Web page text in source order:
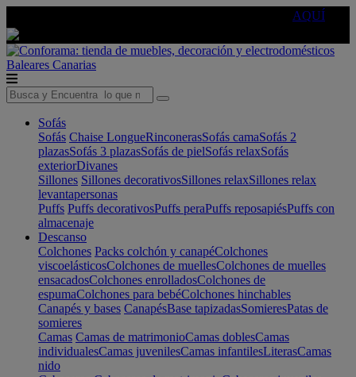
AQUÍ
Baleares Canarias
Sofás
Sofás Chaise LongueRinconerasSofás camaSofás 2
plazasSofás 3 plazasSofás de pielSofás relaxSofás
exteriorDivanes
Sillones Sillones decorativosSillones relaxSillones relax
levantapersonas
Puffs Puffs decorativosPuffs peraPuffs reposapiésPuffs con
almacenaje
Descanso
Colchones Packs colchón y canapéColchones
viscoelásticosColchones de muellesColchones de muelles
ensacadosColchones enrolladosColchones de
espumaColchones para bebéColchones hinchables
Canapés y bases CanapésBase tapizadasSomieresPatas de
somieres
Camas Camas de matrimonioCamas doblesCamas
individualesCamas juvenilesCamas infantilesLiterasCamas
nido